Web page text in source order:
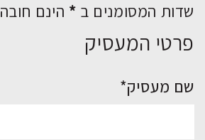
שדות המסומנים ב * הינם חובה
פרטי המעסיק
שם מעסיק*